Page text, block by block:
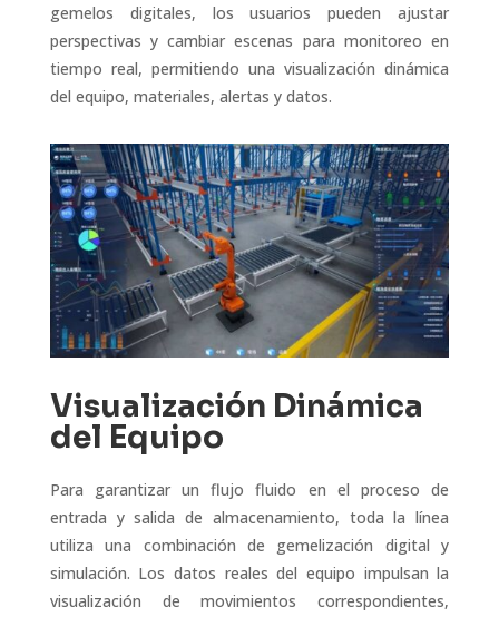
gemelos digitales, los usuarios pueden ajustar
perspectivas y cambiar escenas para monitoreo en
tiempo real, permitiendo una visualización dinámica
del equipo, materiales, alertas y datos.
Visualización Dinámica
del Equipo
Para garantizar un flujo fluido en el proceso de
entrada y salida de almacenamiento, toda la línea
utiliza una combinación de gemelización digital y
simulación. Los datos reales del equipo impulsan la
visualización de movimientos correspondientes,